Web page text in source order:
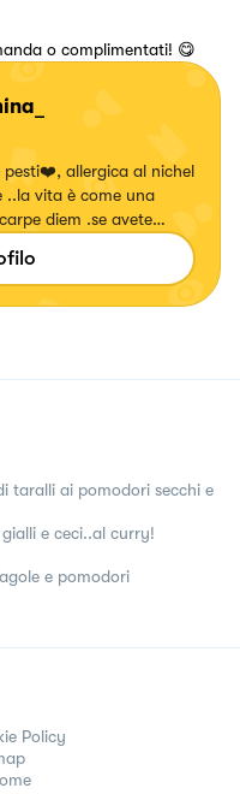
o complimentati! 😋
pesti❤️, allergica al nichel
..la vita è come una
diem .se avete
❤️
taralli ai pomodori secchi e
e ceci..al curry!
e pomodori
Policy